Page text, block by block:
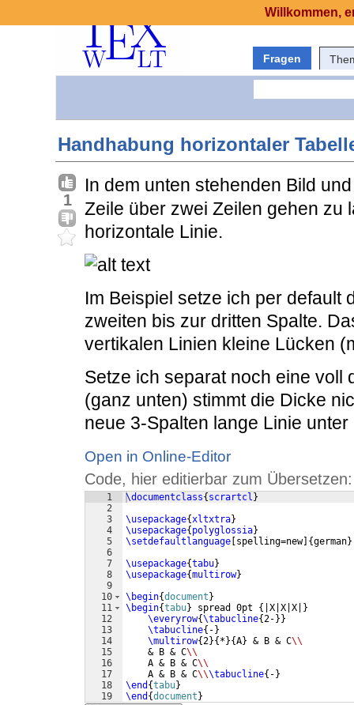
Fragen
Handhabung horizontaler
1
In dem unten stehenden Bild
Zeile über zwei Zeilen gehen zu
horizontale Linie.
Im Beispiel setze ich per default
zweiten bis zur dritten Spalte.
vertikalen Linien kleine Lücken
Setze ich separat noch eine voll
(ganz unten) stimmt die Dicke
neue 3-Spalten lange Linie
Open in Online-Editor
Code, hier editierbar zum Übersetzen:
1
2
3
4
5
6
7
8
9
10
11
12
13
14
15
16
17
18
19
\documentclass{ scrartcl }
\usepackage{xltxtra}
\usepackage{ polyglossia}
\setdefaultlanguage spelling=new] {german}
\usepackage{tabu}
\usepackage{multirow}
\begin{document }
\begin{tabu} spread 0pt { |X|X|X|
}
\everyrow{\tabucline{2- }}
\tabucline{ - }
\multirow{2}{ * }{A} & B & C\\
    & B & C
\\
    A & B & C
\\
    A & B & C
\\\tabucline{ - }
\end {tabu}
\end {document }
Willkommen,